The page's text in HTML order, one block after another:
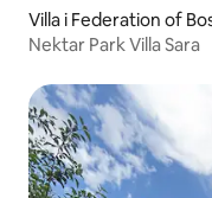
Villa i Federation of
Nektar Park Villa Sara